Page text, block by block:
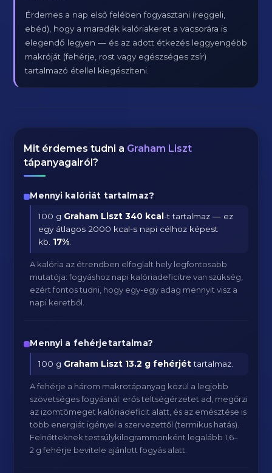
Érdemes a nap első felében fogyasztani (reggeli,
ebéd), hogy a maradék kalóriakeret a vacsorára is
elegendő legyen — és az adott étkezés leggyengébb
makróját (fehérje, rost vagy egészséges zsír)
tartalmazó étellel kiegészíteni.
Mit érdemes tudni a Graham Liszt
tápanyagairól?
Mennyi kalóriát tartalmaz?
100 g Graham Liszt 340 kcal-t tartalmaz — ez
egy átlagos 2000 kcal-s napi célhoz képest
kb. 17%
A kalória az étrendben elfoglalt hely legfontosabb
mutatója: fogyáshoz napi kalóriadeficitre van szükség,
ezért fontos tudni, hogy egy-egy adag mennyit visz a
napi keretből.
Mennyi a fehérjetartalma?
100 g Graham Liszt 13.2 g fehérjéttartalmaz.
A fehérje a három makrotápanyag közül a legjobb
szövetséges fogyásnál: erős teltségérzetet ad, megőrzi
az izomtömeget kalóriadeficit alatt, és az emésztése is
több energiát igényel a szervezettől (termikus hatás).
Felnőtteknek testsúlykilogrammonként legalább 1,6–
2 g fehérje bevitele ajánlott fogyás alatt.